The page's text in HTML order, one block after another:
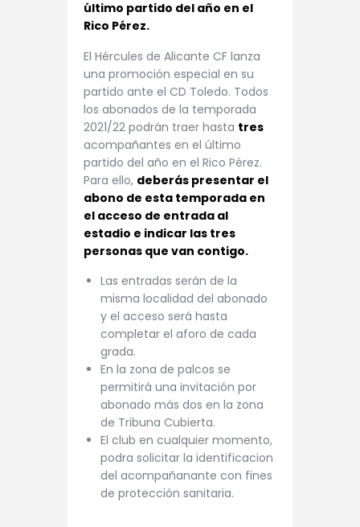
último partido del año en el
Rico Pérez.
El Hércules de Alicante CF lanza
una promoción especial en su
partido ante el CD Toledo. Todos
los abonados de la temporada
2021/22 podrán traer hasta tres
acompañantes en el último
partido del año en el Rico Pérez.
Para ello, deberás presentar el
abono de esta temporada en
el acceso de entrada al
estadio e indicar las tres
personas que van contigo.
Las entradas serán de la
misma localidad del abonado
y el acceso será hasta
completar el aforo de cada
grada.
En la zona de palcos se
permitirá una invitación por
abonado más dos en la zona
de Tribuna Cubierta.
El club en cualquier momento,
podra solicitar la identificacion
del acompañanante con fines
de protección sanitaria.